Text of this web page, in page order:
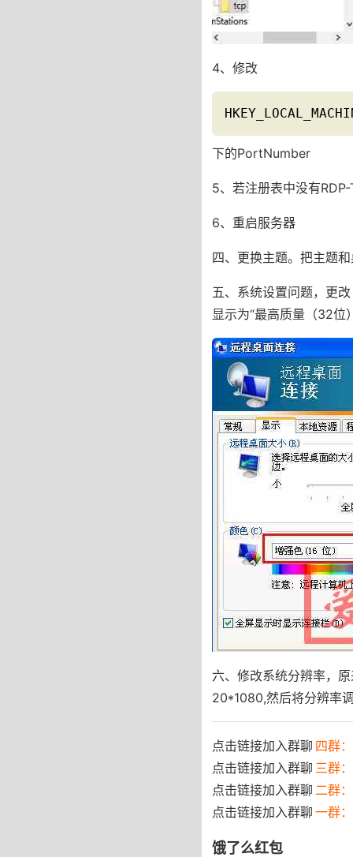
4、修改
下的PortNumber
5、若注册表中没有
6、重启服务器
四、更换主题。把主题
五、系统设置问题，更
显示为“最高质量（32
六、修改系统分辨率，
20*1080,然后将分辨率
点击链接加入群聊 四群
点击链接加入群聊 三群
点击链接加入群聊 二群
点击链接加入群聊 一群
饿了么红包